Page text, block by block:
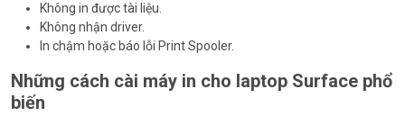
Không in được tài liệu.
Không nhận driver.
In chậm hoặc báo lỗi Print Spooler.
Những cách cài máy in cho laptop Surface phổ
biến